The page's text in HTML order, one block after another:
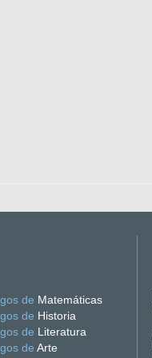
de Matemáticas
de Historia
de Literatura
de Arte